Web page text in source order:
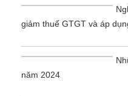
giảm thuế GTGT và áp
năm 2024